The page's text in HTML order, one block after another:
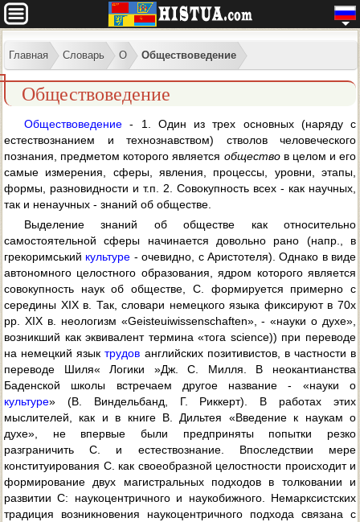
Главная Словарь О Обществоведение
Обществоведение
Обществоведение - 1. Один из трех основных (наряду с
естествознанием и технознавством) стволов человеческого
познания, предметом которого является обществов целом и его
самые измерения, сферы, явления, процессы, уровни, этапы,
формы, разновидности и т.п. 2. Совокупность всех - как научных,
так и ненаучных - знаний об обществе.
Выделение знаний об обществе как относительно
самостоятельной сферы начинается довольно рано (напр., в
грекоримський культуре - очевидно, с Аристотеля). Однако в виде
автономного целостного образования, ядром которого является
совокупность наук об обществе, С. формируется примерно с
середины XIX в. Так, словари немецкого языка фиксируют в 70х
pp. XIX в. неологизм «Geisteuiwissenschaften», - «науки о духе»,
возникший как эквивалент термина «тога science)) при переводе
на немецкий языктрудов английских позитивистов, в частности в
переводе Шиля« Логики »Дж. С. Милля. В неокантианства
Баденской школы встречаем другое название - «науки о
культуре» (В. Виндельбанд, Г. Риккерт). В работах этих
мыслителей, как и в книге В. Дильтея «Введение к наукам о
духе», не впервые были предприняты попытки резко
разграничить С. и естествознание. Впоследствии мере
конституирования С. как своеобразной целостности происходит и
формирование двух магистральных подходов в толковании и
развитии С: наукоцентричного и наукобижного. Немарксистских
традиция возникновения наукоцентричного подхода связана с